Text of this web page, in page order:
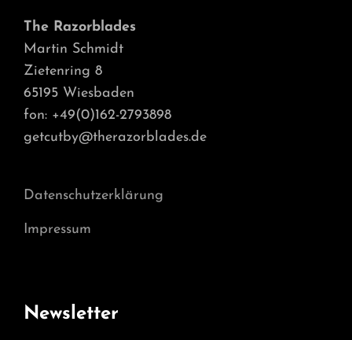
The Razorblades
Martin Schmidt
Zietenring 8
65195 Wiesbaden
fon: +49(0)162-2793898
getcutby@therazorblades.de
Datenschutzerklärung
Impressum
Newsletter